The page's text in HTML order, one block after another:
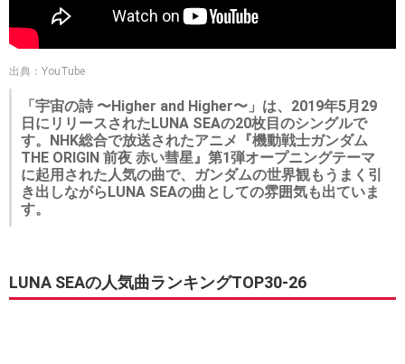
出典：YouTube
「宇宙の詩 〜Higher and Higher〜」は、2019年5月29
日にリリースされたLUNA SEAの20枚目のシングルで
す。NHK総合で放送されたアニメ『機動戦士ガンダム
THE ORIGIN 前夜 赤い彗星』第1弾オープニングテーマ
に起用された人気の曲で、ガンダムの世界観もうまく引
き出しながらLUNA SEAの曲としての雰囲気も出ていま
す。
LUNA SEAの人気曲ランキングTOP30-26